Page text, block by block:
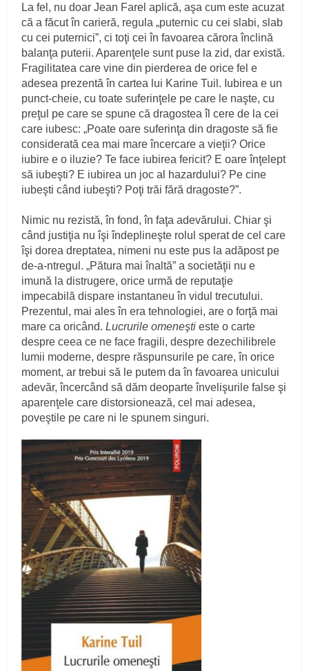
La fel, nu doar Jean Farel aplică, aşa cum este acuzat
că a făcut în carieră, regula „puternic cu cei slabi, slab
cu cei puternici”, ci toţi cei în favoarea cărora înclină
balanţa puterii. Aparenţele sunt puse la zid, dar există.
Fragilitatea care vine din pierderea de orice fel e
adesea prezentă în cartea lui Karine Tuil. Iubirea e un
punct-cheie, cu toate suferinţele pe care le naşte, cu
preţul pe care se spune că dragostea îl cere de la cei
care iubesc: „Poate oare suferinţa din dragoste să fie
considerată cea mai mare încercare a vieţii? Orice
iubire e o iluzie? Te face iubirea fericit? E oare înţelept
să iubeşti? E iubirea un joc al hazardului? Pe cine
iubeşti când iubeşti? Poţi trăi fără dragoste?”.
Nimic nu rezistă, în fond, în faţa adevărului. Chiar şi
când justiţia nu îşi îndeplineşte rolul sperat de cel care
îşi dorea dreptatea, nimeni nu este pus la adăpost pe
de-a-ntregul. „Pătura mai înaltă” a societăţii nu e
imună la distrugere, orice urmă de reputaţie
impecabilă dispare instantaneu în vidul trecutului.
Prezentul, mai ales în era tehnologiei, are o forţă mai
mare ca oricând.Lucrurile omeneştieste o carte
despre ceea ce ne face fragili, despre dezechilibrele
lumii moderne, despre răspunsurile pe care, în orice
moment, ar trebui să le putem da în favoarea unicului
adevăr, încercând să dăm deoparte învelişurile false şi
aparenţele care distorsionează, cel mai adesea,
poveştile pe care ni le spunem singuri.